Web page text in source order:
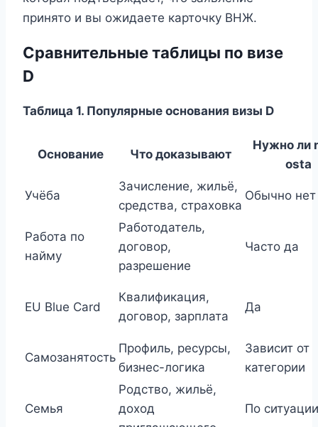
принято и вы ожидаете карточку ВНЖ.
Сравнительные таблицы по визе
D
Таблица 1. Популярные основания визы D
Основание Что доказывают
Нужно ли
osta
Учёба
Зачисление, жильё,
средства, страховка
Обычно нет
Работа по
найму
Работодатель,
договор,
разрешение
Часто да
EU Blue Card
Квалификация,
договор, зарплата
Да
Самозанятость
Профиль, ресурсы,
бизнес-логика
Зависит от
категории
Семья
Родство, жильё,
доход
По ситуации